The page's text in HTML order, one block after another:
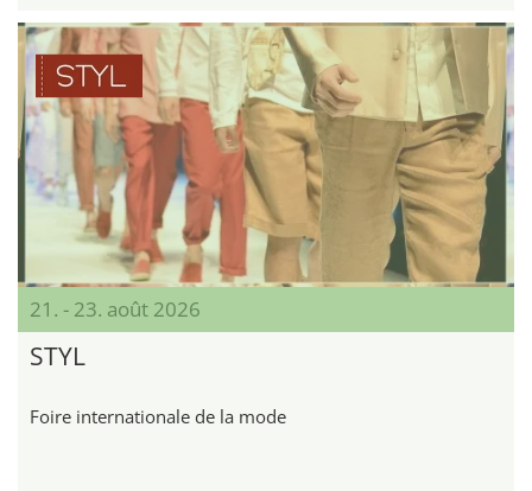
21. - 23. août 2026
STYL
Foire internationale de la mode